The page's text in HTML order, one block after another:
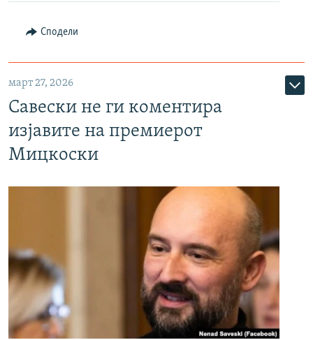
Сподели
март 27, 2026
Савески не ги коментира
изјавите на премиерот
Мицкоски